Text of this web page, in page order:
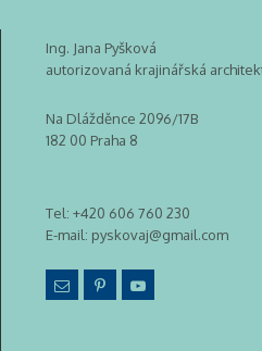
Ing. Jana Pyšková
autorizovaná krajinářská
Na Dlážděnce 2096/17B
182 00 Praha 8
Tel: +420 606 760 230
E-mail: pyskovaj@gmail.com